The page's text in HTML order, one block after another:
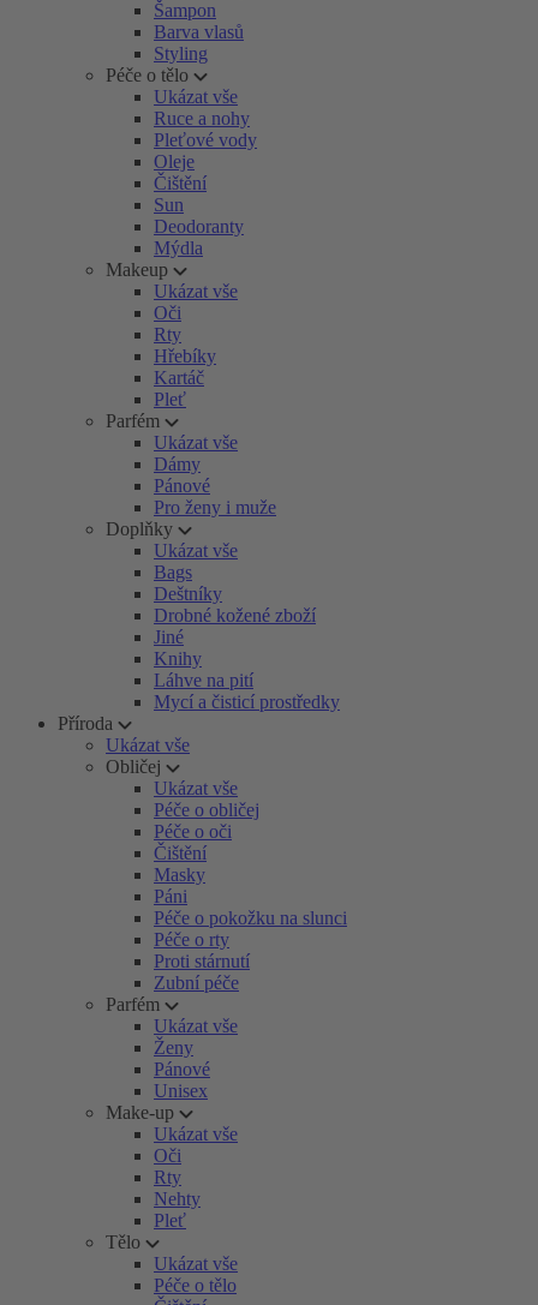
Šampon
Barva vlasů
Styling
Péče o tělo
Ukázat vše
Ruce a nohy
Pleťové vody
Oleje
Čištění
Sun
Deodoranty
Mýdla
Makeup
Ukázat vše
Oči
Rty
Hřebíky
Kartáč
Pleť
Parfém
Ukázat vše
Dámy
Pánové
Pro ženy i muže
Doplňky
Ukázat vše
Bags
Deštníky
Drobné kožené zboží
Jiné
Knihy
Láhve na pití
Mycí a čisticí prostředky
Příroda
Ukázat vše
Obličej
Ukázat vše
Péče o obličej
Péče o oči
Čištění
Masky
Páni
Péče o pokožku na slunci
Péče o rty
Proti stárnutí
Zubní péče
Parfém
Ukázat vše
Ženy
Pánové
Unisex
Make-up
Ukázat vše
Oči
Rty
Nehty
Pleť
Tělo
Ukázat vše
Péče o tělo